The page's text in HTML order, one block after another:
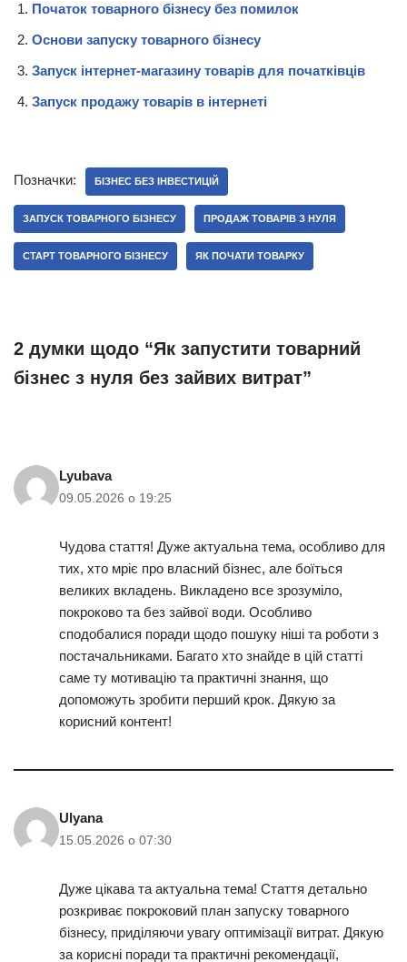
Початок товарного бізнесу без помилок
Основи запуску товарного бізнесу
Запуск інтернет-магазину товарів для початківців
Запуск продажу товарів в інтернеті
Позначки: БІЗНЕС БЕЗ ІНВЕСТИЦІЙ
ЗАПУСК ТОВАРНОГО БІЗНЕСУ ПРОДАЖ ТОВАРІВ З НУЛЯ
СТАРТ ТОВАРНОГО БІЗНЕСУ ЯК ПОЧАТИ ТОВАРКУ
2 думки щодо “Як запустити товарний
бізнес з нуля без зайвих витрат”
Lyubava
09.05.2026 о 19:25
Чудова стаття! Дуже актуальна тема, особливо для
тих, хто мріє про власний бізнес, але боїться
великих вкладень. Викладено все зрозуміло,
покроково та без зайвої води. Особливо
сподобалися поради щодо пошуку ніші та роботи з
постачальниками. Багато хто знайде в цій статті
саме ту мотивацію та практичні знання, що
допоможуть зробити перший крок. Дякую за
корисний контент!
Ulyana
15.05.2026 о 07:30
Дуже цікава та актуальна тема! Стаття детально
розкриває покроковий план запуску товарного
бізнесу, приділяючи увагу оптимізації витрат. Дякую
за корисні поради та практичні рекомендації,